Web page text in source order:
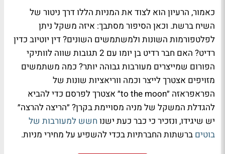
כאמור, הרעיון הוא לצוד את המניות הללו דרך ניטור של
השיח ברשת. וכאן הסיפור מסתבך: איזה משקל ניתן
לפלטפורמות השונות ולמשתמשים השונים? דין יוטיוב כדין
רדיט? האם חבר רדיט בן יומו עם 2 תגובות שווה לוותיקי
הפורום שמייצרים מעורבות גבוהה יותר? כמה משתמשים
מזויפים אצטרך לייצר וכמה ווריאציות שונות של
הפראפראזה ״to the moon״ אצטרך לפרסם כדי להביא
להגדלת המשקל של מניה מסויימת בקרן? ״הריצה להרצה״
יש שיגידו, ונזכיר כי כבר כעת ישנו חשש למעורבות של
בוטים ברשתות החברתיות בכדי להשפיע על מחירי מניות.